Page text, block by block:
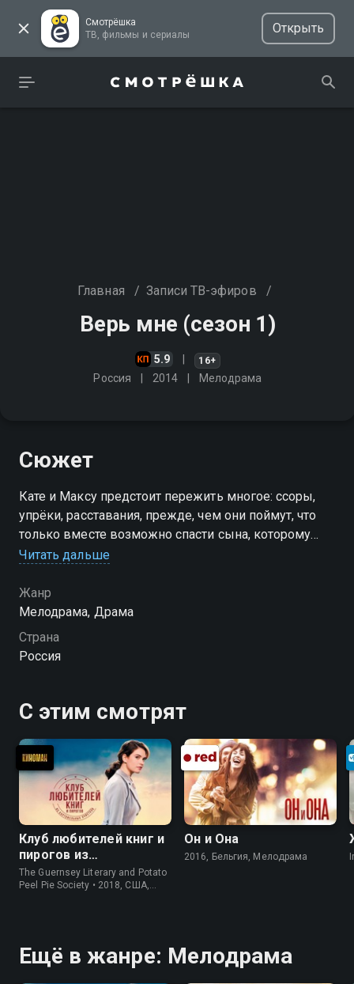
Смотрёшка
ТВ, фильмы и сериалы
Открыть
Главная / Записи ТВ-эфиров /
Верь мне (сезон 1)
5.9 16+
Россия 2014 Мелодрама
Сюжет
Кате и Максу предстоит пережить многое: ссоры,
упрёки, расставания, прежде, чем они поймут, что
только вместе возможно спасти сына, которому
требуется донорская почка
Посмотреть онлайн 1 сезон сериала Верь мне вы
можете совершенно бесплатно в хорошем HD
качестве на Смотрёшке
Читать дальше
Жанр
Мелодрама, Драма
Страна
Россия
С этим смотрят
Клуб любителей книг и
пирогов из
картофельных
очистков
The Guernsey Literary and Potato
Peel Pie Society • 2018, США,
Он и Она
2016, Бельгия, Мелодрама
Ещё в жанре: Мелодрама